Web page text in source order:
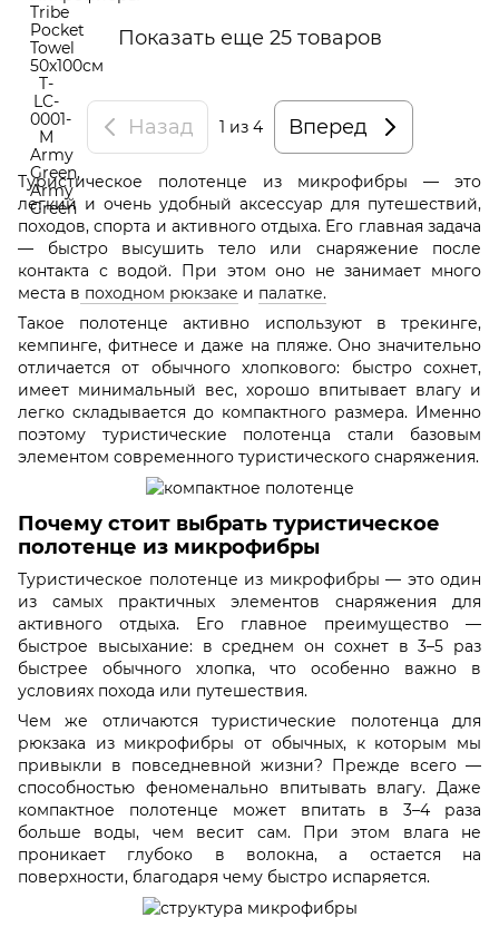
Показать еще 25 товаров
Назад 1 из 4 Вперед
Туристическое полотенце из микрофибры — это
легкий и очень удобный аксессуар для путешествий,
походов, спорта и активного отдыха. Его главная задача
— быстро высушить тело или снаряжение после
контакта с водой. При этом оно не занимает много
места в походном рюкзаке и палатке.
Такое полотенце активно используют в трекинге,
кемпинге, фитнесе и даже на пляже. Оно значительно
отличается от обычного хлопкового: быстро сохнет,
имеет минимальный вес, хорошо впитывает влагу и
легко складывается до компактного размера. Именно
поэтому туристические полотенца стали базовым
элементом современного туристического снаряжения.
Почему стоит выбрать туристическое
полотенце из микрофибры
Туристическое полотенце из микрофибры — это один
из самых практичных элементов снаряжения для
активного отдыха. Его главное преимущество —
быстрое высыхание: в среднем он сохнет в 3–5 раз
быстрее обычного хлопка, что особенно важно в
условиях похода или путешествия.
Чем же отличаются туристические полотенца для
рюкзака из микрофибры от обычных, к которым мы
привыкли в повседневной жизни? Прежде всего —
способностью феноменально впитывать влагу. Даже
компактное полотенце может впитать в 3–4 раза
больше воды, чем весит сам. При этом влага не
проникает глубоко в волокна, а остается на
поверхности, благодаря чему быстро испаряется.